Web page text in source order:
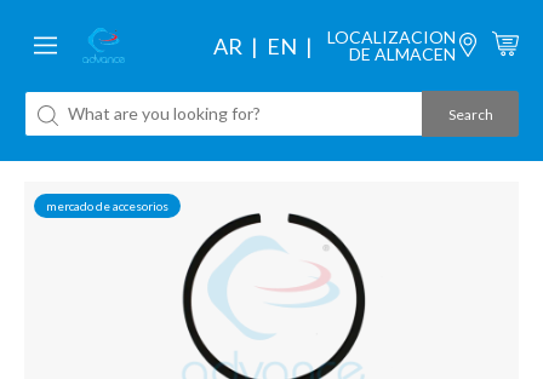
AR EN
LOCALIZACION
DE ALMACEN
mercado de accesorios